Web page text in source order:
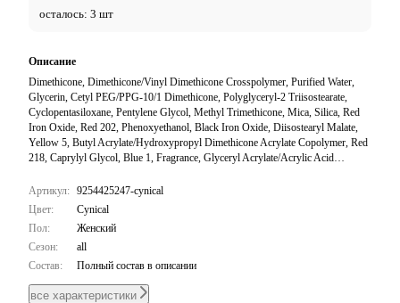
осталось: 3 шт
Описание
Dimethicone, Dimethicone/Vinyl Dimethicone Crosspolymer, Purified Water,
Glycerin, Cetyl PEG/PPG-10/1 Dimethicone, Polyglyceryl-2 Triisostearate,
Cyclopentasiloxane, Pentylene Glycol, Methyl Trimethicone, Mica, Silica, Red
Iron Oxide, Red 202, Phenoxyethanol, Black Iron Oxide, Diisostearyl Malate,
Yellow 5, Butyl Acrylate/Hydroxypropyl Dimethicone Acrylate Copolymer, Red
218, Caprylyl Glycol, Blue 1, Fragrance, Glyceryl Acrylate/Acrylic Acid
4, Silica Dimethyl Silylate, Star Anise Extract, Methicone, Sodium Polyacrylate,
Trideceth-6, PEG/PPG-18/18 Dimethicone.
Артикул: 9254425247-cynical
Цвет:
Cynical
Пол:
Женский
Сезон:
all
Состав:
Полный состав в описании
все характеристики